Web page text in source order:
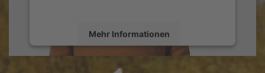
Mehr Informationen